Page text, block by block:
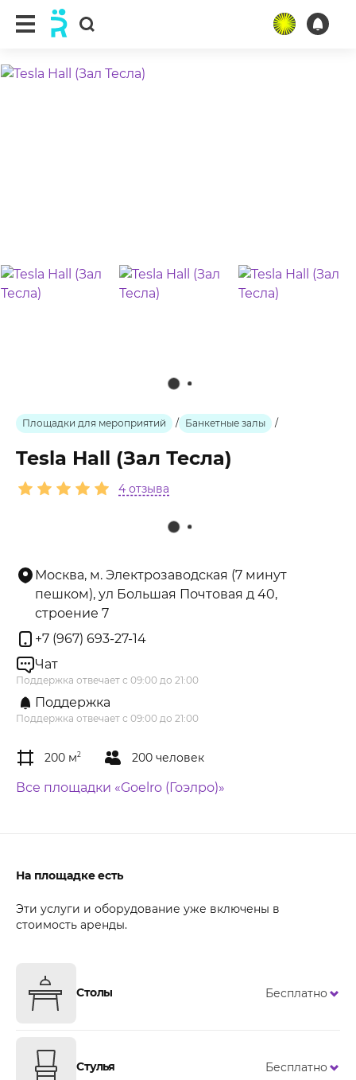
Площадки для мероприятий / Банкетные залы /
Tesla Hall (Зал Тесла)
4 отзыва
Москва, м. Электрозаводская (7 минут
пешком), ул Большая Почтовая д 40,
строение 7
+7 (967) 693-27-14
Чат
Поддержка отвечает с 09:00 до 21:00
Поддержка
Поддержка отвечает с 09:00 до 21:00
200 м2 200 человек
Все площадки «Goelro (Гоэлро)»
На площадке есть
Эти услуги и оборудование уже включены в
стоимость аренды.
Столы Бесплатно
Стулья Бесплатно